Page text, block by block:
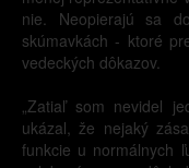
nie. Neopierajú sa
skúmavkách - ktoré
vedeckých dôkazov.
„Zatiaľ som nevidel
ukázal, že nejaký
funkcie u normálnych